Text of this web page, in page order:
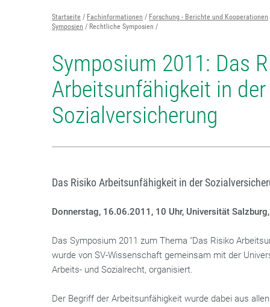
Startseite Fachinformationen
Forschung - Berichte und Kooperationen
Symposien
Rechtliche Symposien
Symposium 2011: Das
Arbeitsunfähigkeit in der
Sozialversicherung
Das Risiko Arbeitsunfähigkeit in der
Donnerstag, 16.06.2011, 10 Uhr, Universität
Das Symposium 2011 zum Thema "Das Risiko
wurde von SV-Wissenschaft gemeinsam mit der
Arbeits- und Sozialrecht, organisiert.
Der Begriff der Arbeitsunfähigkeit wurde dabei aus